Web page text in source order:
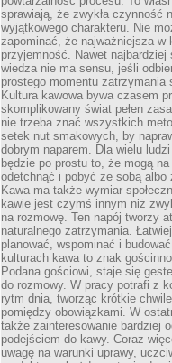
sprawiają, że zwykła czynność
wyjątkowego charakteru. Nie
zapominać, że najważniejsza w
przyjemność. Nawet najbardziej
wiedza nie ma sensu, jeśli
prostego momentu zatrzymania
Kultura kawowa bywa czasem
skomplikowany świat pełen
nie trzeba znać wszystkich
setek nut smakowych, by
dobrym naparem. Dla wielu
będzie po prostu to, że mogą
odetchnąć i pobyć ze sobą
Kawa ma także wymiar
kawie jest czymś innym niż
na rozmowę. Ten napój tworzy
naturalnego zatrzymania.
planować, wspominać i
kulturach kawa to znak
Podana gościowi, staje się
do rozmowy. W pracy potrafi z
rytm dnia, tworząc krótkie
pomiędzy obowiązkami. W
także zainteresowanie bardziej
podejściem do kawy. Coraz
uwagę na warunki uprawy,